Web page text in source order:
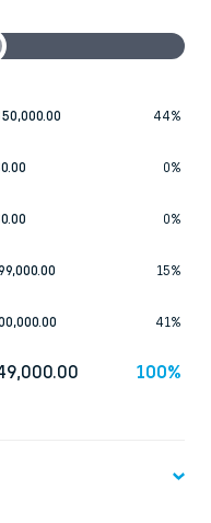
44%
0%
0%
15%
41%
100%